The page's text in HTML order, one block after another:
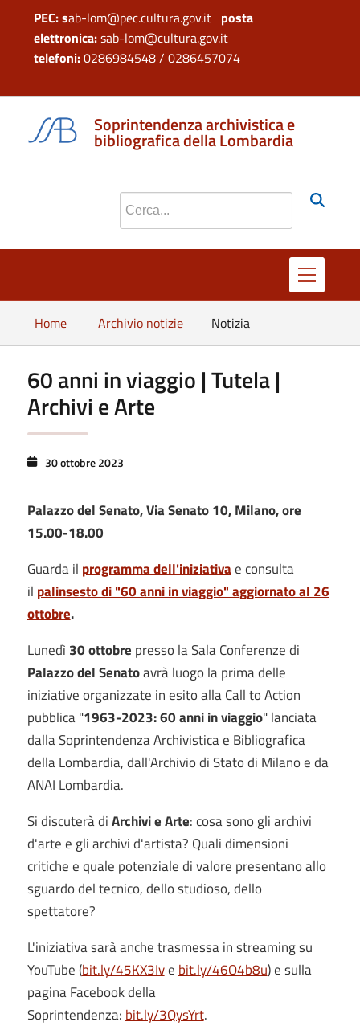
PEC: sab-lom@pec.cultura.gov.it posta
elettronica:sab-lom@cultura.gov.it
telefoni:0286984548 / 0286457074
Soprintendenza archivistica e
bibliografica della Lombardia
Cerca nel sito
Home Archivio notizie Notizia
60 anni in viaggio | Tutela |
Archivi e Arte
30 ottobre 2023
Palazzo del Senato, Via Senato 10, Milano, ore
15.00-18.00
Guarda il programma dell'iniziativae consulta
il palinsesto di "60 anni in viaggio" aggiornato al 26
ottobre.
Lunedì 30 ottobre presso la Sala Conferenze di
Palazzo del Senatoavrà luogo la prima delle
iniziative organizzate in esito alla Call to Action
pubblica "1963-2023: 60 anni in viaggio" lanciata
dalla Soprintendenza Archivistica e Bibliografica
della Lombardia, dall'Archivio di Stato di Milano e da
ANAI Lombardia.
Si discuterà diArchivi e Arte: cosa sono gli archivi
d'arte e gli archivi d'artista? Quali dimensioni
critiche e quale potenziale di valore presentano allo
sguardo del tecnico, dello studioso, dello
spettatore?
L'iniziativa sarà anche trasmessa in streaming su
YouTube (bit.ly/45KX3Ive bit.ly/46O4b8u) e sulla
pagina Facebook della
Soprintendenza: bit.ly/3QysYrt.